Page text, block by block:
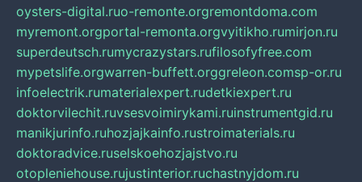
oysters-digital.ruo-remonte.orgremontdoma.com
myremont.orgportal-remonta.orgvyitikho.rumirjon.ru
superdeutsch.rumycrazystars.rufilosofyfree.com
mypetslife.orgwarren-buffett.orggreleon.comsp-or.ru
infoelectrik.rumaterialexpert.rudetkiexpert.ru
doktorvilechit.ruvsesvoimirykami.ruinstrumentgid.ru
manikjurinfo.ruhozjajkainfo.rustroimaterials.ru
doktoradvice.ruselskoehozjajstvo.ru
otopleniehouse.rujustinterior.ruchastnyjdom.ru